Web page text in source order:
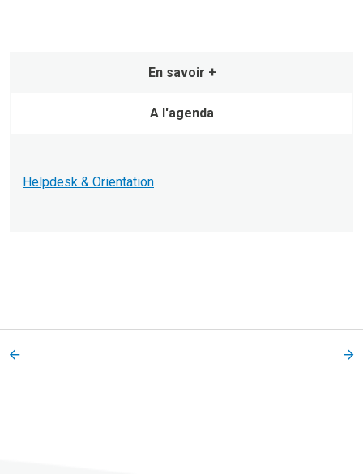
En savoir +
A l'agenda
Helpdesk & Orientation